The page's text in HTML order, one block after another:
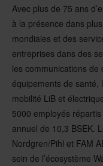
Avec plus de 75 ans
à la présence dans
mondiales et des
entreprises dans des
les communications de
équipements de santé,
mobilité LiB et
5000 employés
annuel de 10,3 BSEK.
Nordgren/Pihl et FAM
sein de l’écosystème